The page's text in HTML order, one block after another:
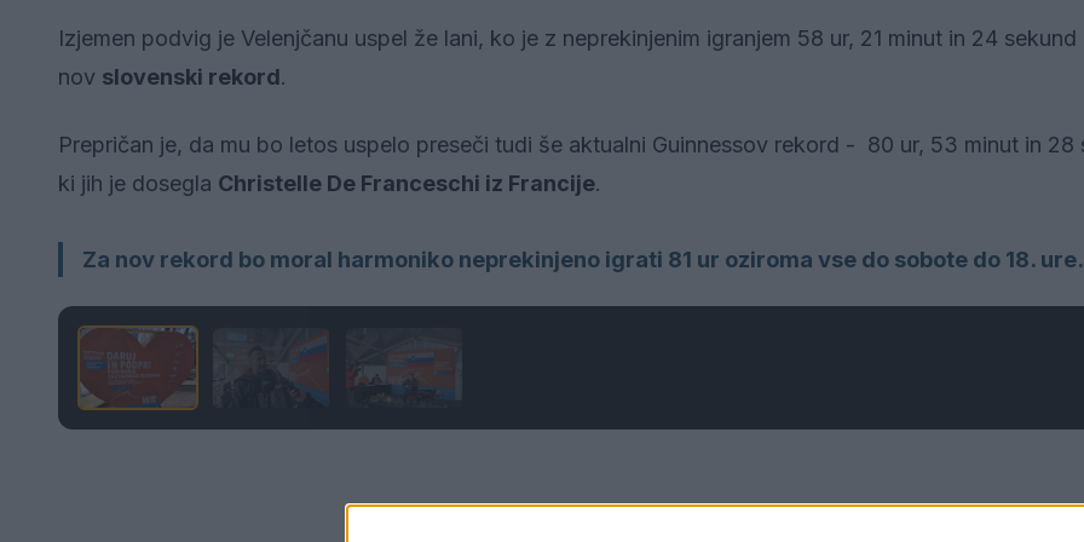
Izjemen podvig je Velenjčanu uspel že lani, ko je z neprekinjenim igranjem 58 ur, 21 minut in 24
nov slovenski rekord.
Prepričan je, da mu bo letos uspelo preseči tudi še aktualni Guinnessov rekord - 80 ur, 53 minut in 28
ki jih je dosegla Christelle De Franceschi iz Francije.
Za nov rekord bo moral harmoniko neprekinjeno igrati 81 ur oziroma vse do sobote do 18. ure.